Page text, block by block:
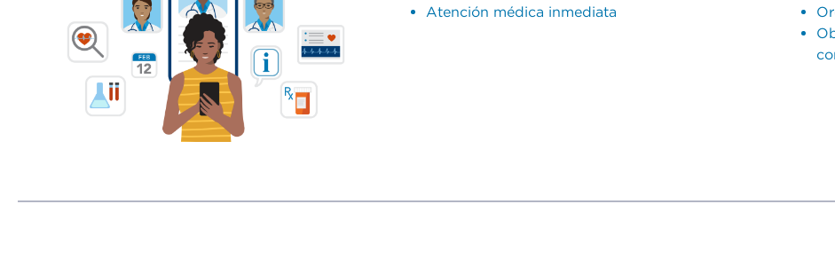
Atención médica inmediata